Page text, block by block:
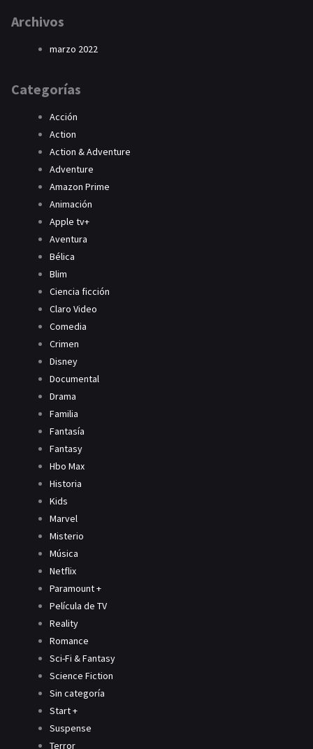
Archivos
marzo 2022
Categorías
Acción
Action
Action & Adventure
Adventure
Amazon Prime
Animación
Apple tv+
Aventura
Bélica
Blim
Ciencia ficción
Claro Video
Comedia
Crimen
Disney
Documental
Drama
Familia
Fantasía
Fantasy
Hbo Max
Historia
Kids
Marvel
Misterio
Música
Netflix
Paramount +
Película de TV
Reality
Romance
Sci-Fi & Fantasy
Science Fiction
Sin categoría
Start +
Suspense
Terror